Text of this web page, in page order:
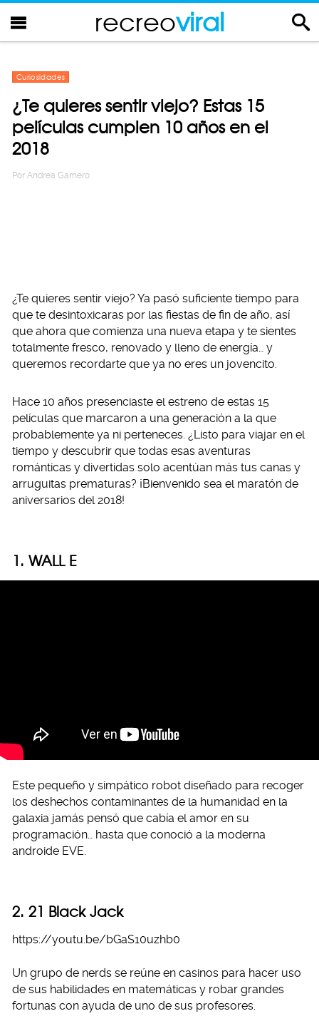
recreoviral
Curiosidades
¿Te quieres sentir viejo? Estas 15
películas cumplen 10 años en el
2018
Por Andrea Gamero
¿Te quieres sentir viejo? Ya pasó suficiente tiempo para
que te desintoxicaras por las fiestas de fin de año, así
que ahora que comienza una nueva etapa y te sientes
totalmente fresco, renovado y lleno de energía… y
queremos recordarte que ya no eres un jovencito.
Hace 10 años presenciaste el estreno de estas 15
películas que marcaron a una generación a la que
probablemente ya ni perteneces. ¿Listo para viajar en el
tiempo y descubrir que todas esas aventuras
románticas y divertidas solo acentúan más tus canas y
arruguitas prematuras? ¡Bienvenido sea el maratón de
aniversarios del 2018!
1. WALL·E
Este pequeño y simpático robot diseñado para recoger
los deshechos contaminantes de la humanidad en la
galaxia jamás pensó que cabía el amor en su
programación… hasta que conoció a la moderna
androide EVE.
2. 21 Black Jack
https://youtu.be/bGaS10uzhb0
Un grupo de nerds se reúne en casinos para hacer uso
de sus habilidades en matemáticas y robar grandes
fortunas con ayuda de uno de sus profesores.